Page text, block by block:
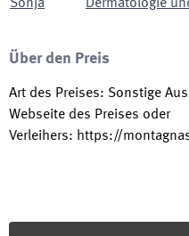
Sonja
Dermatologie
Über den Preis
Art des Preises: Sonstige
Webseite des Preises oder
Verleihers: https://